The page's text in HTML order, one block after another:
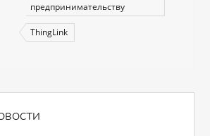
предпринимательству
ThingLink